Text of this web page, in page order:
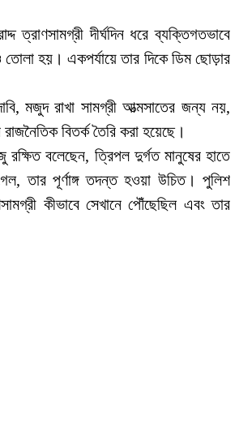
ত্রাণসামগ্রী দীর্ঘদিন ধরে ব্যক্তিগতভাবে
তোলা হয়। একপর্যায়ে তার দিকে ডিম ছোড়ার
মজুদ রাখা সামগ্রী আত্মসাতের জন্য নয়,
বিতর্ক তৈরি করা হয়েছে।
বলেছেন, ত্রিপল দুর্গত মানুষের হাতে
তার পূর্ণাঙ্গ তদন্ত হওয়া উচিত। পুলিশ
কীভাবে সেখানে পৌঁছেছিল এবং তার